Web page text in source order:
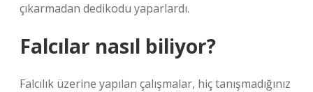
çıkarmadan dedikodu yaparlardı.
Falcılar nasıl biliyor?
Falcılık üzerine yapılan çalışmalar, hiç tanışmadığınız